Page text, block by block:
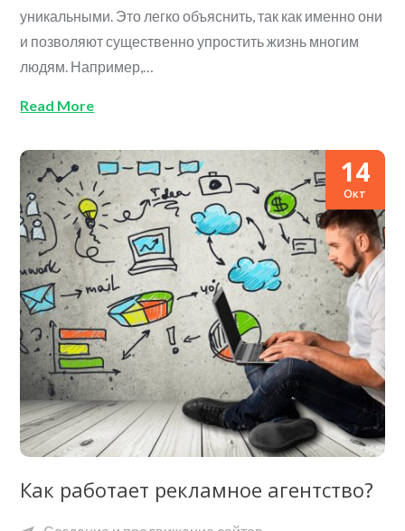
уникальными. Это легко объяснить, так как именно они
и позволяют существенно упростить жизнь многим
людям. Например,…
Read More
14
Окт
Как работает рекламное агентство?